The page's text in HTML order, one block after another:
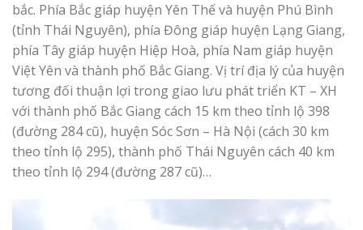
bắc. Phía Bắc giáp huyện Yên Thế và huyện Phú Bình
(tỉnh Thái Nguyên), phía Đông giáp huyện Lạng Giang,
phía Tây giáp huyện Hiệp Hoà, phía Nam giáp huyện
Việt Yên và thành phố Bắc Giang. Vị trí địa lý của huyện
tương đối thuận lợi trong giao lưu phát triển KT – XH
với thành phố Bắc Giang cách 15 km theo tỉnh lộ 398
(đường 284 cũ), huyện Sóc Sơn – Hà Nội (cách 30 km
theo tỉnh lộ 295), thành phố Thái Nguyên cách 40 km
theo tỉnh lộ 294 (đường 287 cũ)…